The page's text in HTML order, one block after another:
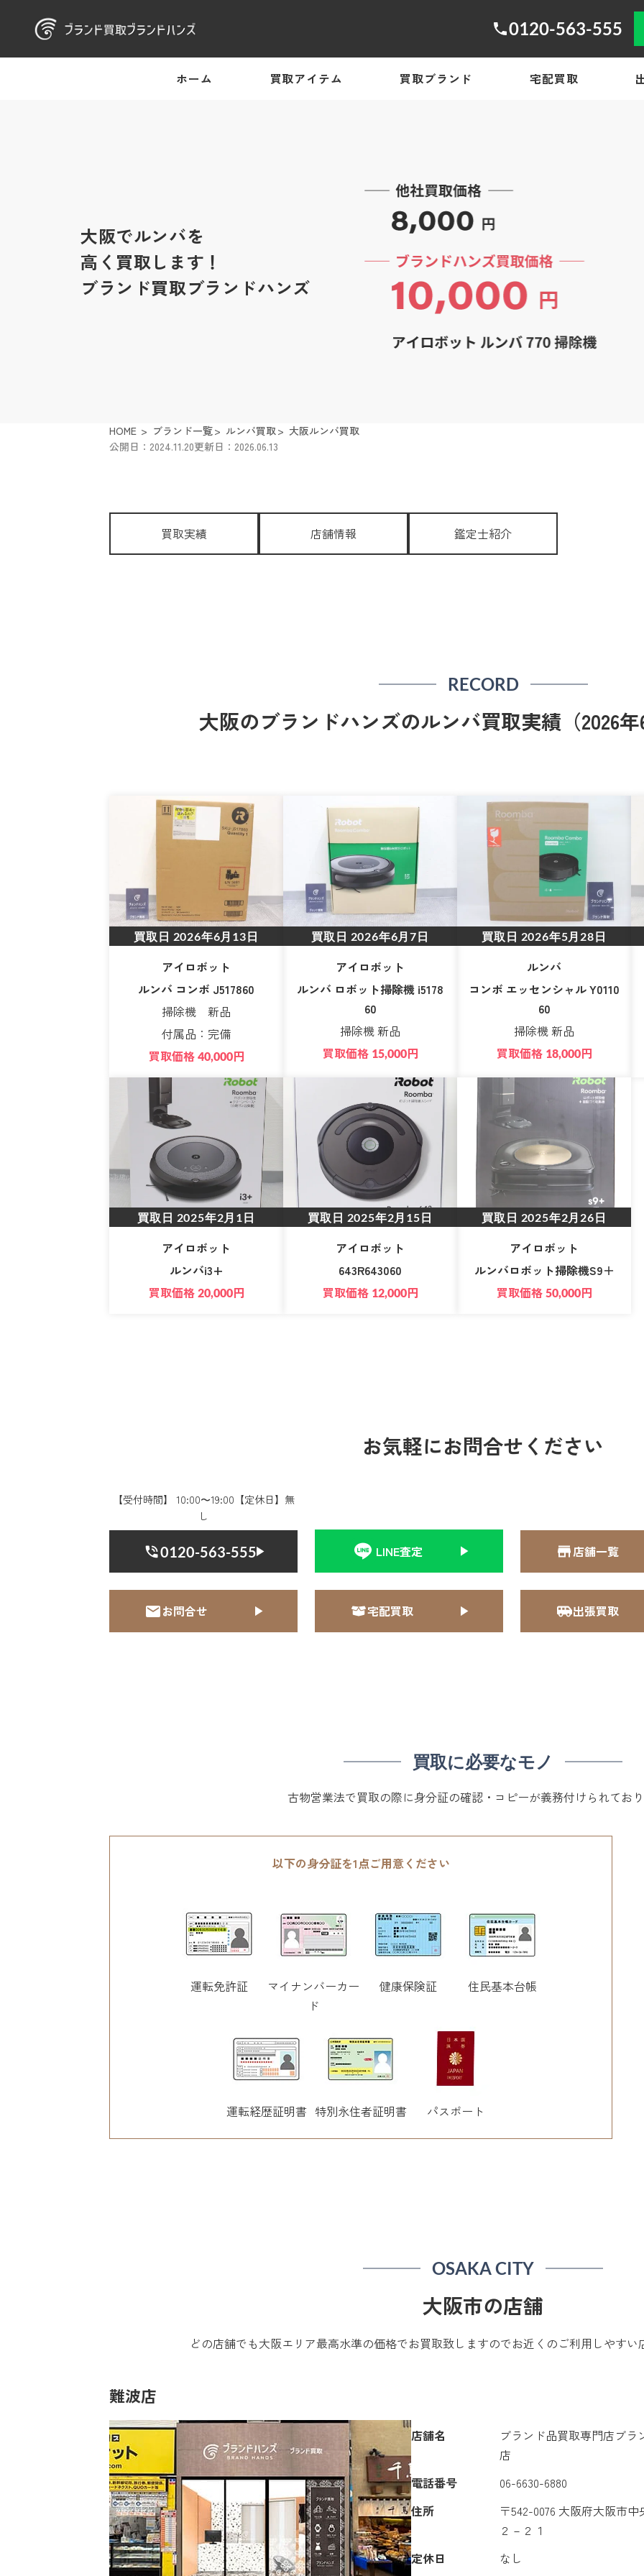
0120-563-555
ホーム 買取アイテム 買取ブランド 宅配買取
大阪でルンバを
高く買取します！
ブランド買取ブランドハンズ
HOME ブランド一覧 ルンバ買取
大阪ルンバ買取
公開日：2024.11.20更新日：2026.06.13
買取実績 店舗情報 鑑定士紹介
RECORD
大阪のブランドハンズのルンバ買取実績（2026
買取日 2026年6月13日
アイロボット
ルンバ コンボ J517860
掃除機 新品
付属品：完備
買取価格 40,000円
買取日 2026年6月7日
アイロボット
ルンバ ロボット掃除機 i5178
60
掃除機 新品
買取価格 15,000円
買取日 2026年5月28日
ルンバ
コンボ エッセンシャル Y0110
60
掃除機 新品
買取価格 18,000円
買取日 2025年2月1日
アイロボット
ルンバi3+
買取価格 20,000円
買取日 2025年2月15日
アイロボット
643R643060
買取価格 12,000円
買取日 2025年2月26日
アイロボット
ルンバロボット掃除機S9＋
買取価格 50,000円
お気軽にお問合せください
【受付時間】 10:00〜19:00【定休日】無
し
0120-563-555 LINE査定 店舗一覧
お問合せ 宅配買取 出張買取
買取に必要なモノ
古物営業法で買取の際に身分証の確認・コピーが義務付けられてお
以下の身分証を1点ご用意ください
運転免許証
マイナンバーカー
ド
健康保険証 住民基本台帳
運転経歴証明書 特別永住者証明書 パスポート
OSAKA CITY
大阪市の店舗
どの店舗でも大阪エリア最高水準の価格でお買取致しますのでお近くのご利用しやす
難波店
店舗名
ブランド品買取専門店ブラ
店
電話番号
06-6630-6880
住所
〒542-0076 大阪府大阪市
２－２１
定休日
なし